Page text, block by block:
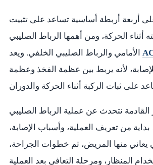
أربعة أربطة أساسية تساعد على تثبيت
أثناء الحركة، ومن أهمها الرباط الصليبي
لأنه يربط بين عظمة الفخذ وعظمة
نتحدث عن عملية الرباط الصليبي
بداية من تعريف العملية، وأسباب الإصابة،
يعاني منها المريض، ثم خطوات الجراحة،